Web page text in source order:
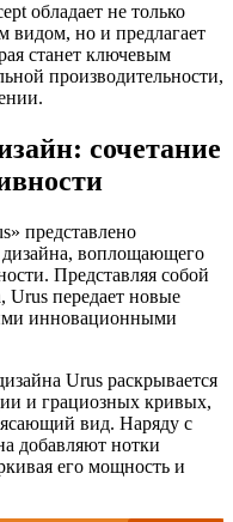
обладает не только
но и предлагает
станет ключевым
производительности,
сочетание
представлено
дизайна, воплощающего
Представляя собой
Urus передает новые
инновационными
Urus раскрывается
и грациозных кривых,
вид. Наряду с
добавляют нотки
его мощность и